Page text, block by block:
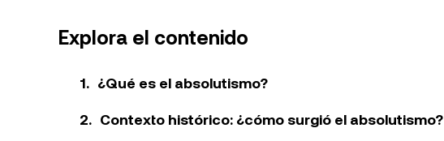
Explora el contenido
¿Qué es el absolutismo?
Contexto histórico: ¿cómo surgió el absolutismo?